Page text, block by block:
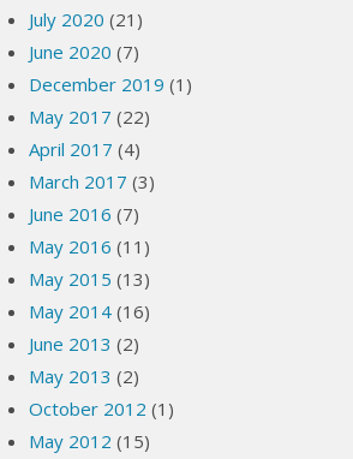
July 2020 (21)
June 2020 (7)
December 2019 (1)
May 2017 (22)
April 2017 (4)
March 2017 (3)
June 2016 (7)
May 2016 (11)
May 2015 (13)
May 2014 (16)
June 2013 (2)
May 2013 (2)
October 2012 (1)
May 2012 (15)